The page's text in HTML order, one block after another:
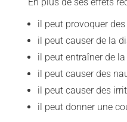
il peut provoquer
il peut causer de la
il peut entraîner de
il peut causer des
il peut causer des
il peut donner une